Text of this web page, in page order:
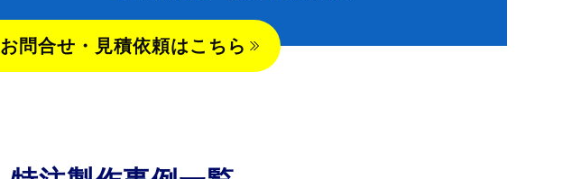
お問合せ・見積依頼はこちら